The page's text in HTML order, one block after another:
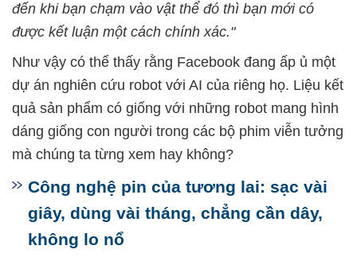
đến khi bạn chạm vào vật thể đó thì bạn mới có
được kết luận một cách chính xác."
Như vậy có thể thấy rằng Facebook đang ấp ủ một
dự án nghiên cứu robot với AI của riêng họ. Liệu kết
quả sản phẩm có giống với những robot mang hình
dáng giống con người trong các bộ phim viễn tưởng
mà chúng ta từng xem hay không?
Công nghệ pin của tương lai: sạc vài
giây, dùng vài tháng, chẳng cần dây,
không lo nổ